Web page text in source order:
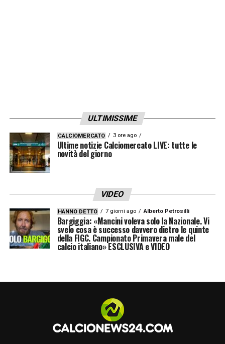
OSIMHEN –«Prima che arrivasse in Italia
non lo conoscevo molto. Lo scorso anno ho
avuto modo di apprezzarlo, ma il Covid poi
lo ha fermato. Lo trovo migliorato dal punto
Spalletti che è molto esigente. In velocità è
devastante, non è un centravanti fisico come
Lukaku, ma ha gamba. Mi ricorda
Shevchenko per la capacità di svariare su
ULTIMISSIME
CALCIOMERCATO 3 ore ago
Ultime notizie Calciomercato LIVE: tutte le
novità del giorno
VIDEO
HANNO DETTO 7 giorni ago Alberto Petrosilli
Bargiggia: «Mancini voleva solo la Nazionale. Vi
svelo cosa è successo davvero dietro le quinte
della FIGC. Campionato Primavera male del
calcio italiano» ESCLUSIVA e VIDEO